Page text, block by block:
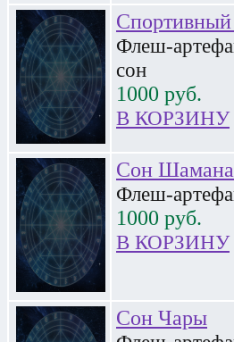
Флеш-
сон
1000 руб.
В КОРЗИНУ
Сон Шамана
Флеш-
1000 руб.
В КОРЗИНУ
Сон Чары